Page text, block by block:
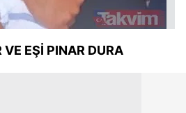
VE EŞİ PINAR DURA